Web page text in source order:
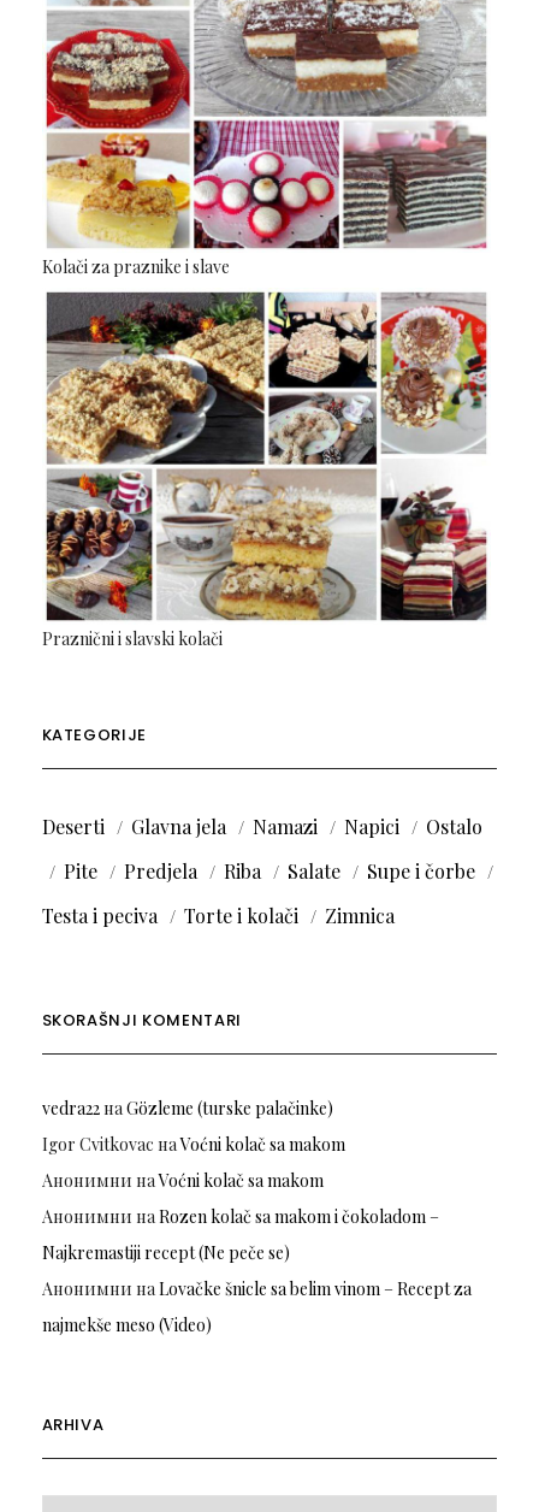
Kolači za praznike i slave
Praznični i slavski kolači
KATEGORIJE
Deserti Glavna jela Namazi Napici
Ostalo
Pite
Predjela Riba Salate
Supe i čorbe
Testa i peciva
Torte i kolači Zimnica
SKORAŠNJI KOMENTARI
vedra22наGözleme (turske palačinke)
Igor Cvitkovac наVoćni kolač sa makom
Анонимни наVoćni kolač sa makom
Анонимни наRozen kolač sa makom i čokoladom –
Najkremastiji recept (Ne peče se)
Анонимни наLovačke šnicle sa belim vinom – Recept za
najmekše meso (Video)
ARHIVA